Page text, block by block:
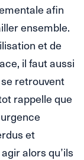
afin
ensemble.
et de
il faut aussi
retrouvent
rappelle que
et
alors qu’ils